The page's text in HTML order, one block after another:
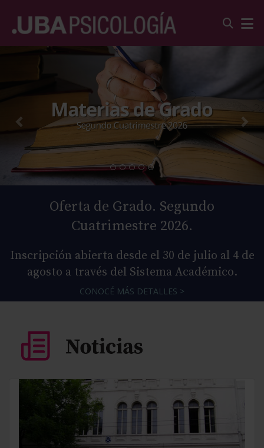
Oferta de Grado. Segundo
Cuatrimestre 2026.
Inscripción abierta desde el 30 de julio al 4 de
agosto a través del Sistema Académico.
CONOCÉ MÁS DETALLES >